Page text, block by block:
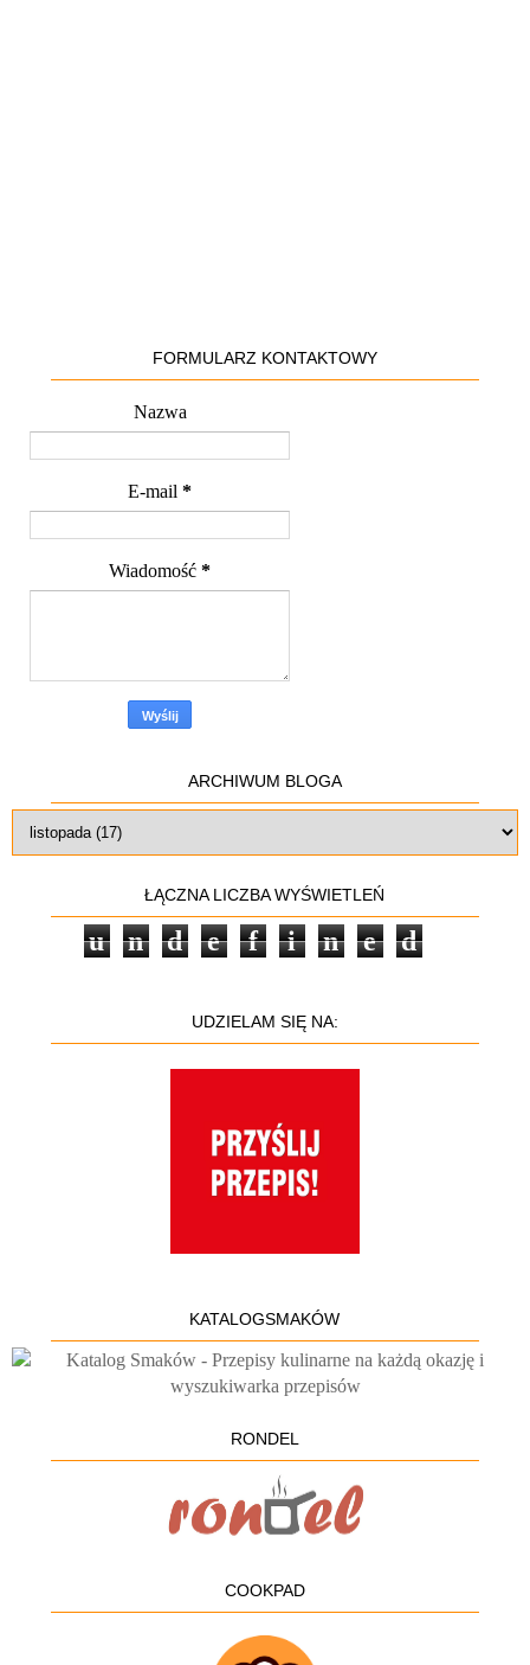
FORMULARZ KONTAKTOWY
Nazwa
E-mail *
Wiadomość *
ARCHIWUM BLOGA
ŁĄCZNA LICZBA WYŚWIETLEŃ
u n d e f i n e d
UDZIELAM SIĘ NA:
KATALOGSMAKÓW
RONDEL
COOKPAD